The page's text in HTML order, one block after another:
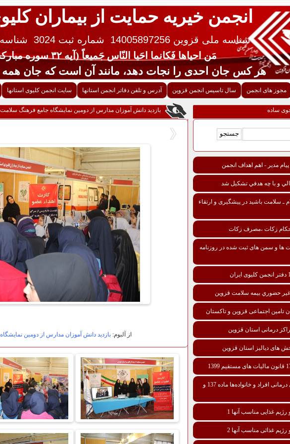
انجمن خیریه حمایت از بیماران
شناسه ملی قزوین 14005897256 شماره ثبت 3024
شناسه ملی
مَن احیاها فَکانما احَیا النّاس جَمیعاً (آیه ۳۲ سوره مبارکه مائده قرآن کریم)
جان احدی را نجات دهد، مانند آن است که جان همه
مجوز های انجمن سال تاسیس انجمن قزوین آدرس و تلفن دفاتر انجمن استانها سایت انجمن کلیوی استانها
ساده
مدیر - اهم اهداف انجمن
و با چه هدفي تشكيل شد
ـ سلامت باشید در پیشگیری و ارتقاء
زکات ،مصرف زکات
و سمن های ثبت شده در روزنامه
حضوري بیمه سلامت قزوین
تامین اجتماعی قزوین و تاکستان
درمانی استان قزوین
های دیالیز استان قزوین
معافیت مالیاتی درمانی افراد و خانواده‌ها ماده 137 و
رژیم غذایی مناسب آنها 1
رژیم غذائی مناسب آنها 2
بازدید دانش آموزان مدارس از دومین نمایشگاه جامع فرهنگ
از آلبوم: بازدید دانش آموزان مدارس از دومین